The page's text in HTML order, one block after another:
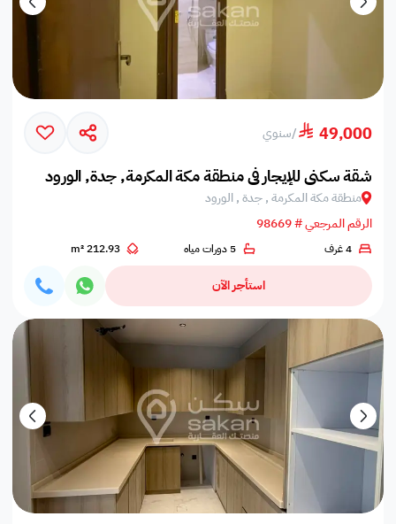
49,000
/سنوي
شقة سكني للإيجار في منطقة مكة المكرمة, جدة, الورود
منطقة مكة المكرمة , جدة , الورود
الرقم المرجعي # 98669
4 غرف 5 دورات مياه 212.93 m²
استأجر الآن